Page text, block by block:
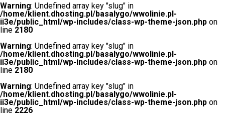
Warning: Undefined array key "slug" in
/home/klient.dhosting.pl/basalygo/wwolinie.pl-
ii3e/public_html/wp-includes/class-wp-theme-json.php on
line 2180
Warning: Undefined array key "slug" in
/home/klient.dhosting.pl/basalygo/wwolinie.pl-
ii3e/public_html/wp-includes/class-wp-theme-json.php on
line 2180
Warning: Undefined array key "slug" in
/home/klient.dhosting.pl/basalygo/wwolinie.pl-
ii3e/public_html/wp-includes/class-wp-theme-json.php on
line 2226